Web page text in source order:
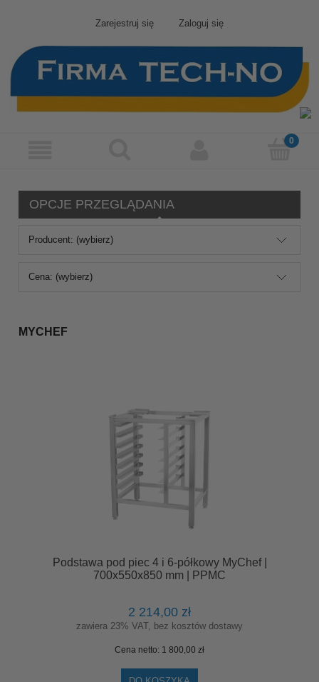
Zarejestruj się Zaloguj się
OPCJE PRZEGLĄDANIA
Producent: (wybierz)
Cena: (wybierz)
MYCHEF
Podstawa pod piec 4 i 6-półkowy MyChef |
700x550x850 mm | PPMC
2 214,00 zł
zawiera 23% VAT, bez kosztów dostawy
Cena netto: 1 800,00 zł